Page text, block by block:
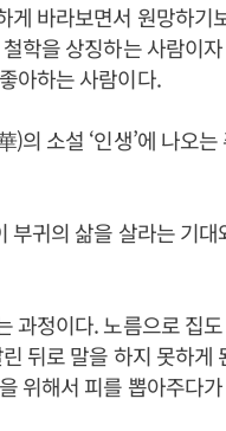
바라보면서 원망하기
학을 상징하는 사람이
아하는 사람이다.
의 소설 ‘인생’에 나오
귀의 삶을 살라는 기대
과정이다. 노름으로 집
뒤로 말을 하지 못하게
위해서 피를 뽑아주다